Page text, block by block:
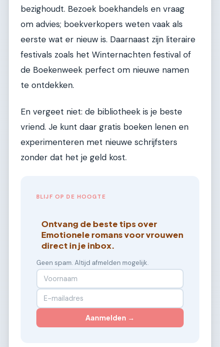
bezighoudt. Bezoek boekhandels en vraag
om advies; boekverkopers weten vaak als
eerste wat er nieuw is. Daarnaast zijn literaire
festivals zoals het Winternachten festival of
de Boekenweek perfect om nieuwe namen
te ontdekken.
En vergeet niet: de bibliotheek is je beste
vriend. Je kunt daar gratis boeken lenen en
experimenteren met nieuwe schrijfsters
zonder dat het je geld kost.
BLIJF OP DE HOOGTE
Ontvang de beste tips over
Emotionele romans voor vrouwen
direct in je inbox.
Geen spam. Altijd afmelden mogelijk.
Aanmelden →